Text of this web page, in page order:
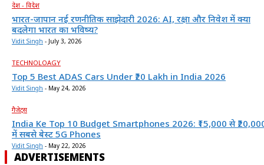
देश - विदेश
भारत-जापान नई रणनीतिक साझेदारी 2026: AI, रक्षा और निवेश में क्या
बदलेगा भारत का भविष्य?
Vidit Singh - July 3, 2026
TECHNOLOAGY
Top 5 Best ADAS Cars Under ₹20 Lakh in India 2026
Vidit Singh - May 24, 2026
गैजेट्स
India Ke Top 10 Budget Smartphones 2026: ₹15,000 से
में सबसे बेस्ट 5G Phones
Vidit Singh - May 22, 2026
ADVERTISEMENTS